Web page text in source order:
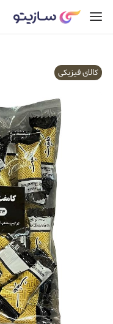
کالای فیزیکی